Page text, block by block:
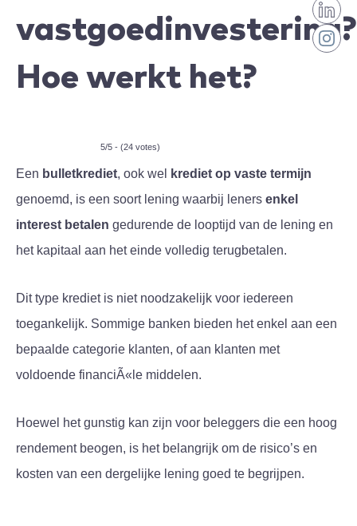
vastgoedinvestering?
Hoe werkt het?
5/5 - (24 votes)
Een bulletkrediet, ook wel
krediet op vaste termijn
genoemd, is een soort lening waarbij leners enkel
interest betalen gedurende de looptijd van de lening en
het kapitaal aan het einde volledig terugbetalen.
Dit type krediet is niet noodzakelijk voor iedereen
toegankelijk. Sommige banken bieden het enkel aan een
bepaalde categorie klanten, of aan klanten met
voldoende financiÃ«le middelen.
Hoewel het gunstig kan zijn voor beleggers die een hoog
rendement beogen, is het belangrijk om de risico’s en
kosten van een dergelijke lening goed te begrijpen.